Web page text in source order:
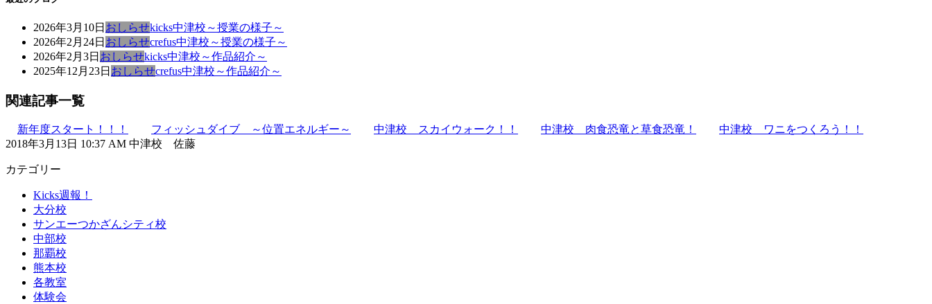
2026年3月10日 おしらせkicks中津校～授業の様子～
2026年2月24日 おしらせcrefus中津校～授業の様子～
2026年2月3日 おしらせkicks中津校～作品紹介～
2025年12月23日 おしらせcrefus中津校～作品紹介～
関連記事一覧
新年度スタート！！！ フィッシュダイブ ～位置エネルギー～ 中津校 スカイウォーク！！ 中津校 肉食恐竜と草食恐竜！
中津校 ワニをつくろう！！
2018年3月13日 10:37 AM 中津校 佐藤
カテゴリー
Kicks週報！
大分校
サンエーつかざんシティ校
中部校
那覇校
熊本校
各教室
体験会